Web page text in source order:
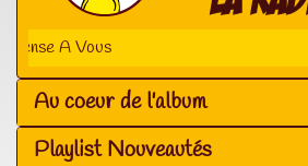
A Vous
Au coeur de l'album
Playlist Nouveautés